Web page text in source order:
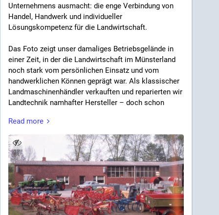
#InnovationSeit1985
Unternehmens ausmacht: die enge Verbindung von
Handel, Handwerk und individueller
Lösungskompetenz für die Landwirtschaft.
Das Foto zeigt unser damaliges Betriebsgelände in
einer Zeit, in der die Landwirtschaft im Münsterland
noch stark vom persönlichen Einsatz und vom
handwerklichen Können geprägt war. Als klassischer
Landmaschinenhändler verkauften und reparierten wir
Landtechnik namhafter Hersteller – doch schon
Neben dem Handel mit Maschinen entwickelten und
fertigten wir bereits individuelle Lösungen für
Landwirte aus der Region. Viele Anforderungen auf
den Höfen ließen sich nicht „von der Stange“ lösen.
Maschinen mussten angepasst, erweitert oder
komplett neu gebaut werden. Genau hier lag schon
früh unsere Stärke: praktische Ideen in robuste
Technik umzusetzen.
Read more